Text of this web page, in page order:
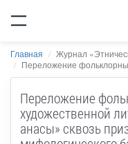
Главная Журнал
Переложение
Переложение
художественной
анасы» сквозь